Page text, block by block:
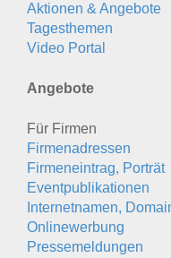
Aktionen & Angebote
Tagesthemen
Video Portal
Angebote
Für Firmen
Firmenadressen
Firmeneintrag, Porträt
Eventpublikationen
Internetnamen,
Onlinewerbung
Pressemeldungen